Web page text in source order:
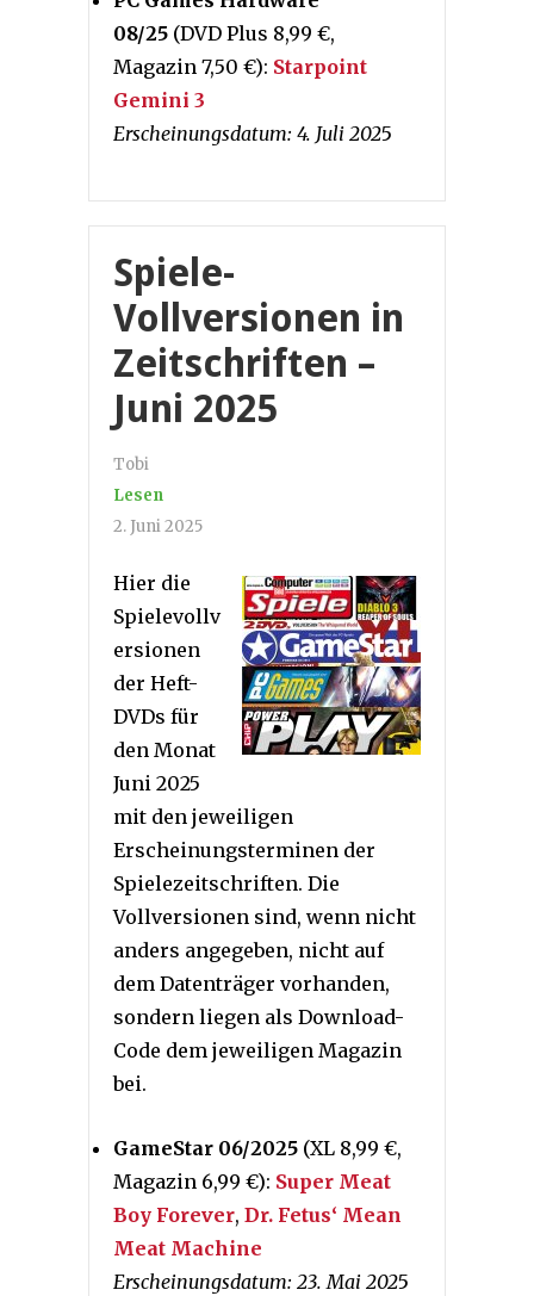
08/25 (DVD Plus 8,99 €,
Magazin 7,50 €): Starpoint
Gemini 3
Erscheinungsdatum: 4. Juli 2025
Spiele-
Vollversionen in
Zeitschriften –
Juni 2025
Tobi
Lesen
2. Juni 2025
Hier die
Spielevollv
ersionen
der Heft-
DVDs für
den Monat
Juni 2025
mit den jeweiligen
Erscheinungsterminen der
Spielezeitschriften. Die
Vollversionen sind, wenn nicht
anders angegeben, nicht auf
dem Datenträger vorhanden,
sondern liegen als Download-
Code dem jeweiligen Magazin
bei.
GameStar 06/2025 (XL 8,99 €,
Magazin 6,99 €): Super Meat
Boy Forever, Dr. Fetus‘ Mean
Meat Machine
Erscheinungsdatum: 23. Mai 2025